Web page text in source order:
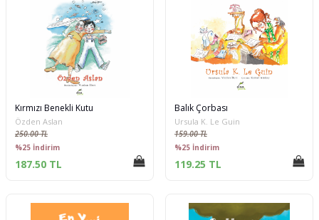
Kırmızı Benekli Kutu
Özden Aslan
250.00 TL
%25 İndirim
187.50 TL
Balık Çorbası
Ursula K. Le Guin
159.00 TL
%25 İndirim
119.25 TL